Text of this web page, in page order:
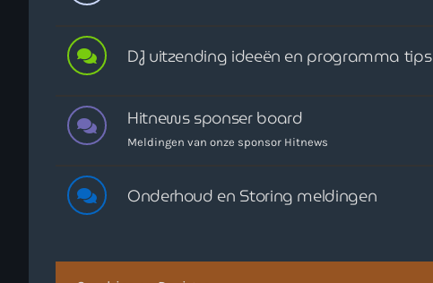
DJ uitzending ideeën en programma tips
Hitnews sponser board
Meldingen van onze sponsor Hitnews
Onderhoud en Storing meldingen